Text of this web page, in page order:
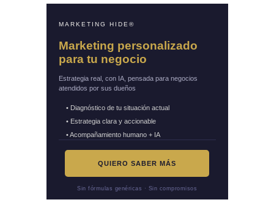
MARKETING HIDE®
Marketing personalizado
para tu negocio
Estrategia real, con IA, pensada para negocios
atendidos por sus dueños
• Diagnóstico de tu situación actual
• Estrategia clara y accionable
• Acompañamiento humano + IA
QUIERO SABER MÁS
Sin fórmulas genéricas · Sin compromisos